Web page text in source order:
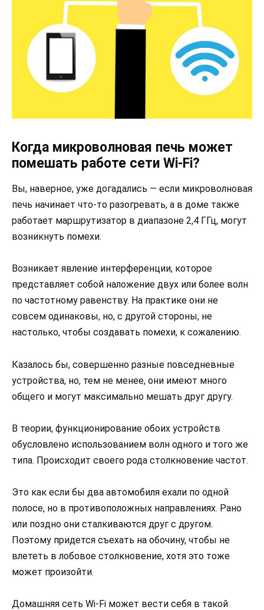
Когда микроволновая печь может
помешать работе сети Wi-Fi?
Вы, наверное, уже догадались — если микроволновая
печь начинает что-то разогревать, а в доме также
работает маршрутизатор в диапазоне 2,4 ГГц, могут
возникнуть помехи.
Возникает явление интерференции, которое
представляет собой наложение двух или более волн
по частотному равенству. На практике они не
совсем одинаковы, но, с другой стороны, не
настолько, чтобы создавать помехи, к сожалению.
Казалось бы, совершенно разные повседневные
устройства, но, тем не менее, они имеют много
общего и могут максимально мешать друг другу.
В теории, функционирование обоих устройств
обусловлено использованием волн одного и того же
типа. Происходит своего рода столкновение частот.
Это как если бы два автомобиля ехали по одной
полосе, но в противоположных направлениях. Рано
или поздно они сталкиваются друг с другом.
Поэтому придется съехать на обочину, чтобы не
влететь в лобовое столкновение, хотя это тоже
может произойти.
Домашняя сеть Wi-Fi может вести себя в такой